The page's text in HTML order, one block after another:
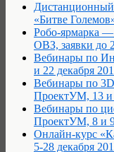
Дистанционный
«Битве
Робо-ярмарка —
ОВЗ, заявки до
Вебинары по
и 22 декабря
Вебинары по
ПроектУМ, 13 и
Вебинары по
ПроектУМ, 8 и 9
Онлайн-курс
5-28 декабря